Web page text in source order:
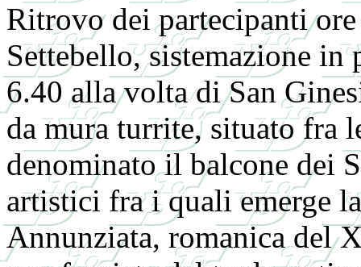
Ritrovo dei partecipanti
Settebello, sistemazione in
6.40 alla volta di San
da mura turrite, situato fra
denominato il balcone dei
artistici fra i quali emerge
Annunziata, romanica del